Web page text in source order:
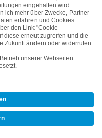
Vertrag widerrufen
OHG